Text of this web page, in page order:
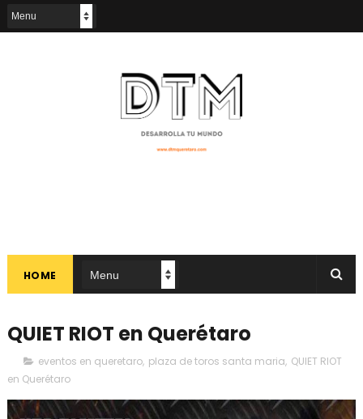
HOME
QUIET RIOT en Querétaro
eventos en queretaro, plaza de toros santa maria, QUIET RIOT
en Querétaro